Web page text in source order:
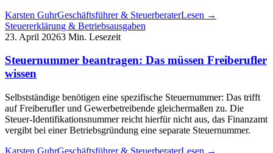
Karsten GuhrGeschäftsführer & SteuerberaterLesen →
Steuererklärung & Betriebsausgaben
23. April 20263 Min. Lesezeit
Steuernummer beantragen: Das müssen Freiberufler
wissen
Selbstständige benötigen eine spezifische Steuernummer: Das trifft
auf Freiberufler und Gewerbetreibende gleichermaßen zu. Die
Steuer-Identifikationsnummer reicht hierfür nicht aus, das Finanzamt
vergibt bei einer Betriebsgründung eine separate Steuernummer.
Karsten GuhrGeschäftsführer & SteuerberaterLesen →